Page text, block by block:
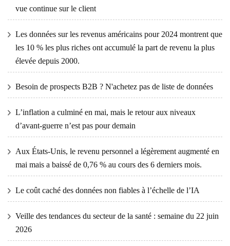
vue continue sur le client
Les données sur les revenus américains pour 2024 montrent que
les 10 % les plus riches ont accumulé la part de revenu la plus
élevée depuis 2000.
Besoin de prospects B2B ? N'achetez pas de liste de données
L’inflation a culminé en mai, mais le retour aux niveaux
d’avant-guerre n’est pas pour demain
Aux États-Unis, le revenu personnel a légèrement augmenté en
mai mais a baissé de 0,76 % au cours des 6 derniers mois.
Le coût caché des données non fiables à l’échelle de l’IA
Veille des tendances du secteur de la santé : semaine du 22 juin
2026